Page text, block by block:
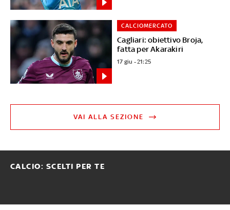
Cagliari: obiettivo Broja,
fatta per Akarakiri
CALCIOMERCATO
17 giu - 21:25
VAI ALLA SEZIONE
CALCIO: SCELTI PER TE